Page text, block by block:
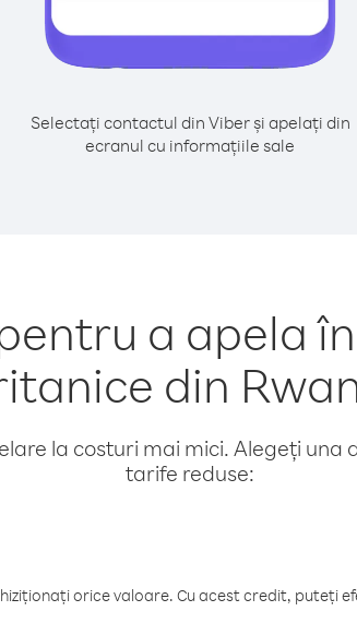
Selectați contactul din Viber și apelați din
ecranul cu informațiile sale
a apela
din
la costuri mai mici. Alegeți una
tarife reduse:
orice valoare. Cu acest credit, puteți